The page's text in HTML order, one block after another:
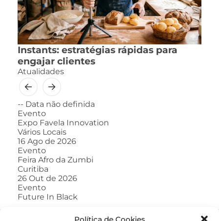
Política de Cookies
Instants: estratégias rápidas para
engajar clientes
Atualidades
-- Data não definida
Evento
Expo Favela Innovation
Vários Locais
16 Ago de 2026
Evento
Feira Afro da Zumbi
Curitiba
26 Out de 2026
Evento
Future In Black